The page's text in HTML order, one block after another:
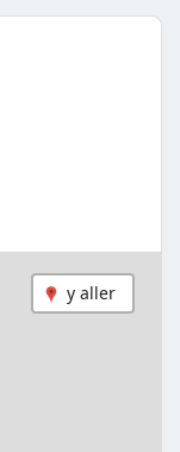
y aller